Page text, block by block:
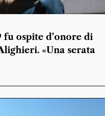
ospite d’onore di
«Una serata